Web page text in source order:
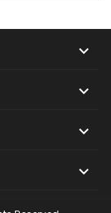



